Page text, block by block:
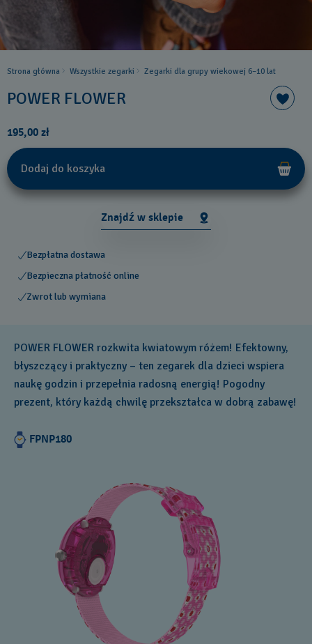
Strona główna Wszystkie zegarki Zegarki dla grupy wiekowej 6–10 lat
POWER FLOWER
195,00 zł
Dodaj do koszyka
Znajdź w sklepie
Bezpłatna dostawa
Bezpieczna płatność online
Zwrot lub wymiana
POWER FLOWER rozkwita kwiatowym różem! Efektowny,
błyszczący i praktyczny – ten zegarek dla dzieci wspiera
naukę godzin i przepełnia radosną energią! Pogodny
prezent, który każdą chwilę przekształca w dobrą zabawę!
FPNP180